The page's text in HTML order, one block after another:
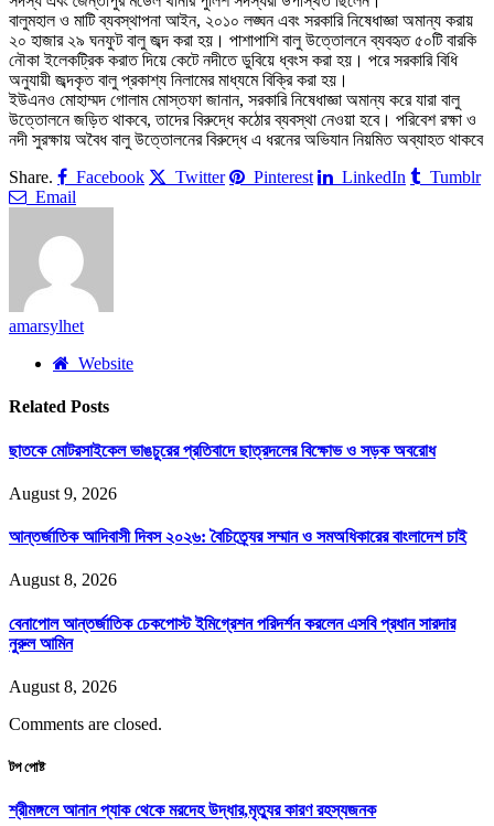
বালুমহাল ও মাটি ব্যবস্থাপনা আইন, ২০১০ লঙ্ঘন এবং সরকারি নিষেধাজ্ঞা অমান্য করায়
২০ হাজার ২৯ ঘনফুট বালু জব্দ করা হয়। পাশাপাশি বালু উত্তোলনে ব্যবহৃত ৫০টি বারকি
নৌকা ইলেকট্রিক করাত দিয়ে কেটে নদীতে ডুবিয়ে ধ্বংস করা হয়। পরে সরকারি বিধি
অনুযায়ী জব্দকৃত বালু প্রকাশ্য নিলামের মাধ্যমে বিক্রি করা হয়।
ইউএনও মোহাম্মদ গোলাম মোস্তফা জানান, সরকারি নিষেধাজ্ঞা অমান্য করে যারা বালু
উত্তোলনে জড়িত থাকবে, তাদের বিরুদ্ধে কঠোর ব্যবস্থা নেওয়া হবে। পরিবেশ রক্ষা ও
নদী সুরক্ষায় অবৈধ বালু উত্তোলনের বিরুদ্ধে এ ধরনের অভিযান নিয়মিত অব্যাহত থাকবে
Share.
Facebook Twitter Pinterest LinkedIn
Tumblr
Email
amarsylhet
Website
Related Posts
ছাতকে মোটরসাইকেল ভাঙচুরের প্রতিবাদে ছাত্রদলের বিক্ষোভ ও সড়ক অবরোধ
August 9, 2026
আন্তর্জাতিক আদিবাসী দিবস ২০২৬: বৈচিত্র্যের সম্মান ও সমঅধিকারের বাংলাদেশ চাই
August 8, 2026
বেনাপোল আন্তর্জাতিক চেকপোস্ট ইমিগ্রেশন পরিদর্শন করলেন এসবি প্রধান সারদার
নুরুল আমিন
August 8, 2026
Comments are closed.
টপ পোষ্ট
শ্রীমঙ্গলে আনান প্যাক থেকে মরদেহ উদ্ধার,মৃত্যুর কারণ রহস্যজনক